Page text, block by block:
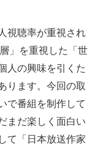
視聴率が重視され
」を重視した「世
人の興味を引くた
ります。今回の取
で番組を制作して
まだ楽しく面白い
て「日本放送作家